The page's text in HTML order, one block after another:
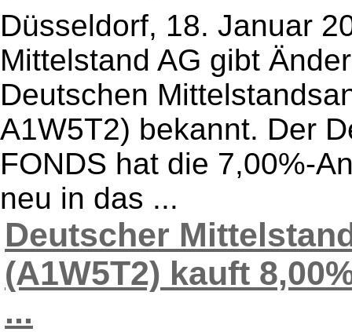
Düsseldorf, 18. Januar
Mittelstand AG gibt
Deutschen
A1W5T2) bekannt. Der
FONDS hat die 7,00%-
neu in das ...
Deutscher
(A1W5T2) kauft
...